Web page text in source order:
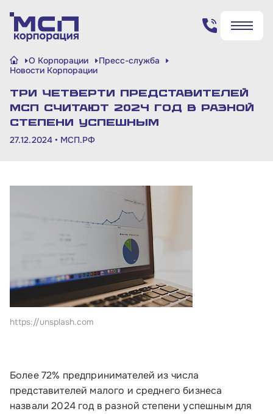
Найти
Поиск по сайту
✖
Найти
О Корпорации
Пресс-служба
Новости Корпорации
Три четверти представителей
МСП считают 2024 год в разной
степени успешным
27.12.2024 • МСП.РФ
https://unsplash.com
Более 72% предпринимателей из числа
представителей малого и среднего бизнеса
назвали 2024 год в разной степени успешным для